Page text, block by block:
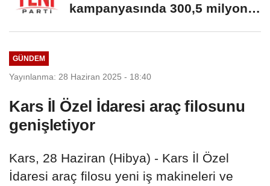
kampanyasında 300,5 milyon
GÜNDEM
Yayınlanma: 28 Haziran 2025 - 18:40
Kars İl Özel İdaresi araç filosunu
genişletiyor
Kars, 28 Haziran (Hibya) - Kars İl Özel
İdaresi araç filosu yeni iş makineleri ve